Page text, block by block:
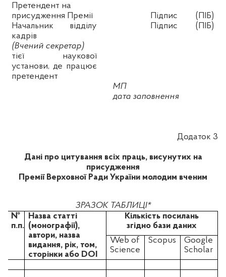
Претендент на
присудження Премії
Підпис
(ПІБ)
Начальник відділу
кадрів
(Вчений секретар)
тієї наукової
установи, де працює
претендент
Підпис (ПІБ)
МП
дата заповнення
Додаток 3
Дані про цитування всіх праць, висунутих на
присудження
Премії Верховної Ради України молодим вченим
ЗРАЗОК ТАБЛИЦІ*
№
п.п.
Назва статті
(монографії),
автори, назва
видання, рік, том,
сторінки або DOI
Кількість посилань
згідно бази даних
Web of
Science
Scopus
Google
Scholar